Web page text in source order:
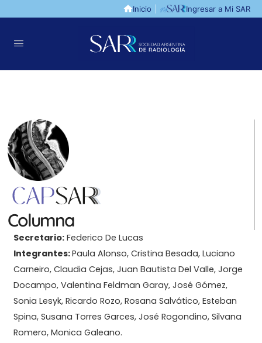
Inicio Ingresar a Mi SAR
Columna
Secretario: Federico De Lucas
Integrantes:Paula Alonso, Cristina Besada, Luciano
Carneiro, Claudia Cejas, Juan Bautista Del Valle, Jorge
Docampo, Valentina Feldman Garay,José Gómez,
Sonia Lesyk, Ricardo Rozo, Rosana Salvático, Esteban
Spina, Susana Torres Garces, José Rogondino, Silvana
Romero, Monica Galeano.